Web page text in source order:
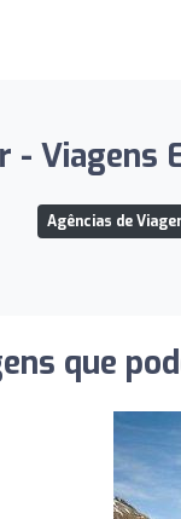
- Viagens
Agências de
que